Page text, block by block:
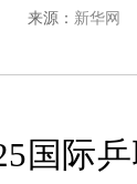
来源： 新华网
国际